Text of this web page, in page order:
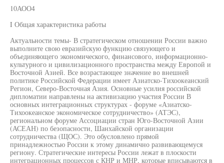
10АОО4
I Общая характеристика работы
Актуальности темы- В стратегическом отношении России важно
выполните свою евразийскую функцию связующего и
объединяющего экономического, финансового, информационно-
культурного и цивилизационного пространства между Европой и
Восточной Азией. Все возрастающее значение во внешней
политике Российской Федерации имеет Азиатско-Тихоокеанский
Регион, Северо-Восточная Азия. Основные усилия российской
дипломатии направлены на активизацию участия России В
основных интеграционных структурах - форуме «Азиатско-
Тихоокеанское экономическое сотрудничество» (АТЭС),
региональном форуме Ассоциации стран Юго-Восточной Азии
(АСЕАН) по безопасности, Шанхайской организации
сотрудничества (ЩОС). Это обусловлено прямой
принадлежностью России к этому динамично развивающемуся
региону. Стратегические интересы России лежат в плоскости
интеграционных процессов с КНР и МНР, которые вписываются в